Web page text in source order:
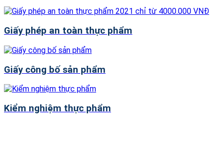
Giấy phép an toàn thực phẩm
Giấy công bố sản phẩm
Kiểm nghiệm thực phẩm